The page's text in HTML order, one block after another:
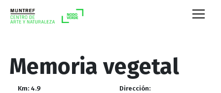
Memoria vegetal
Km: 4.9
Dirección: